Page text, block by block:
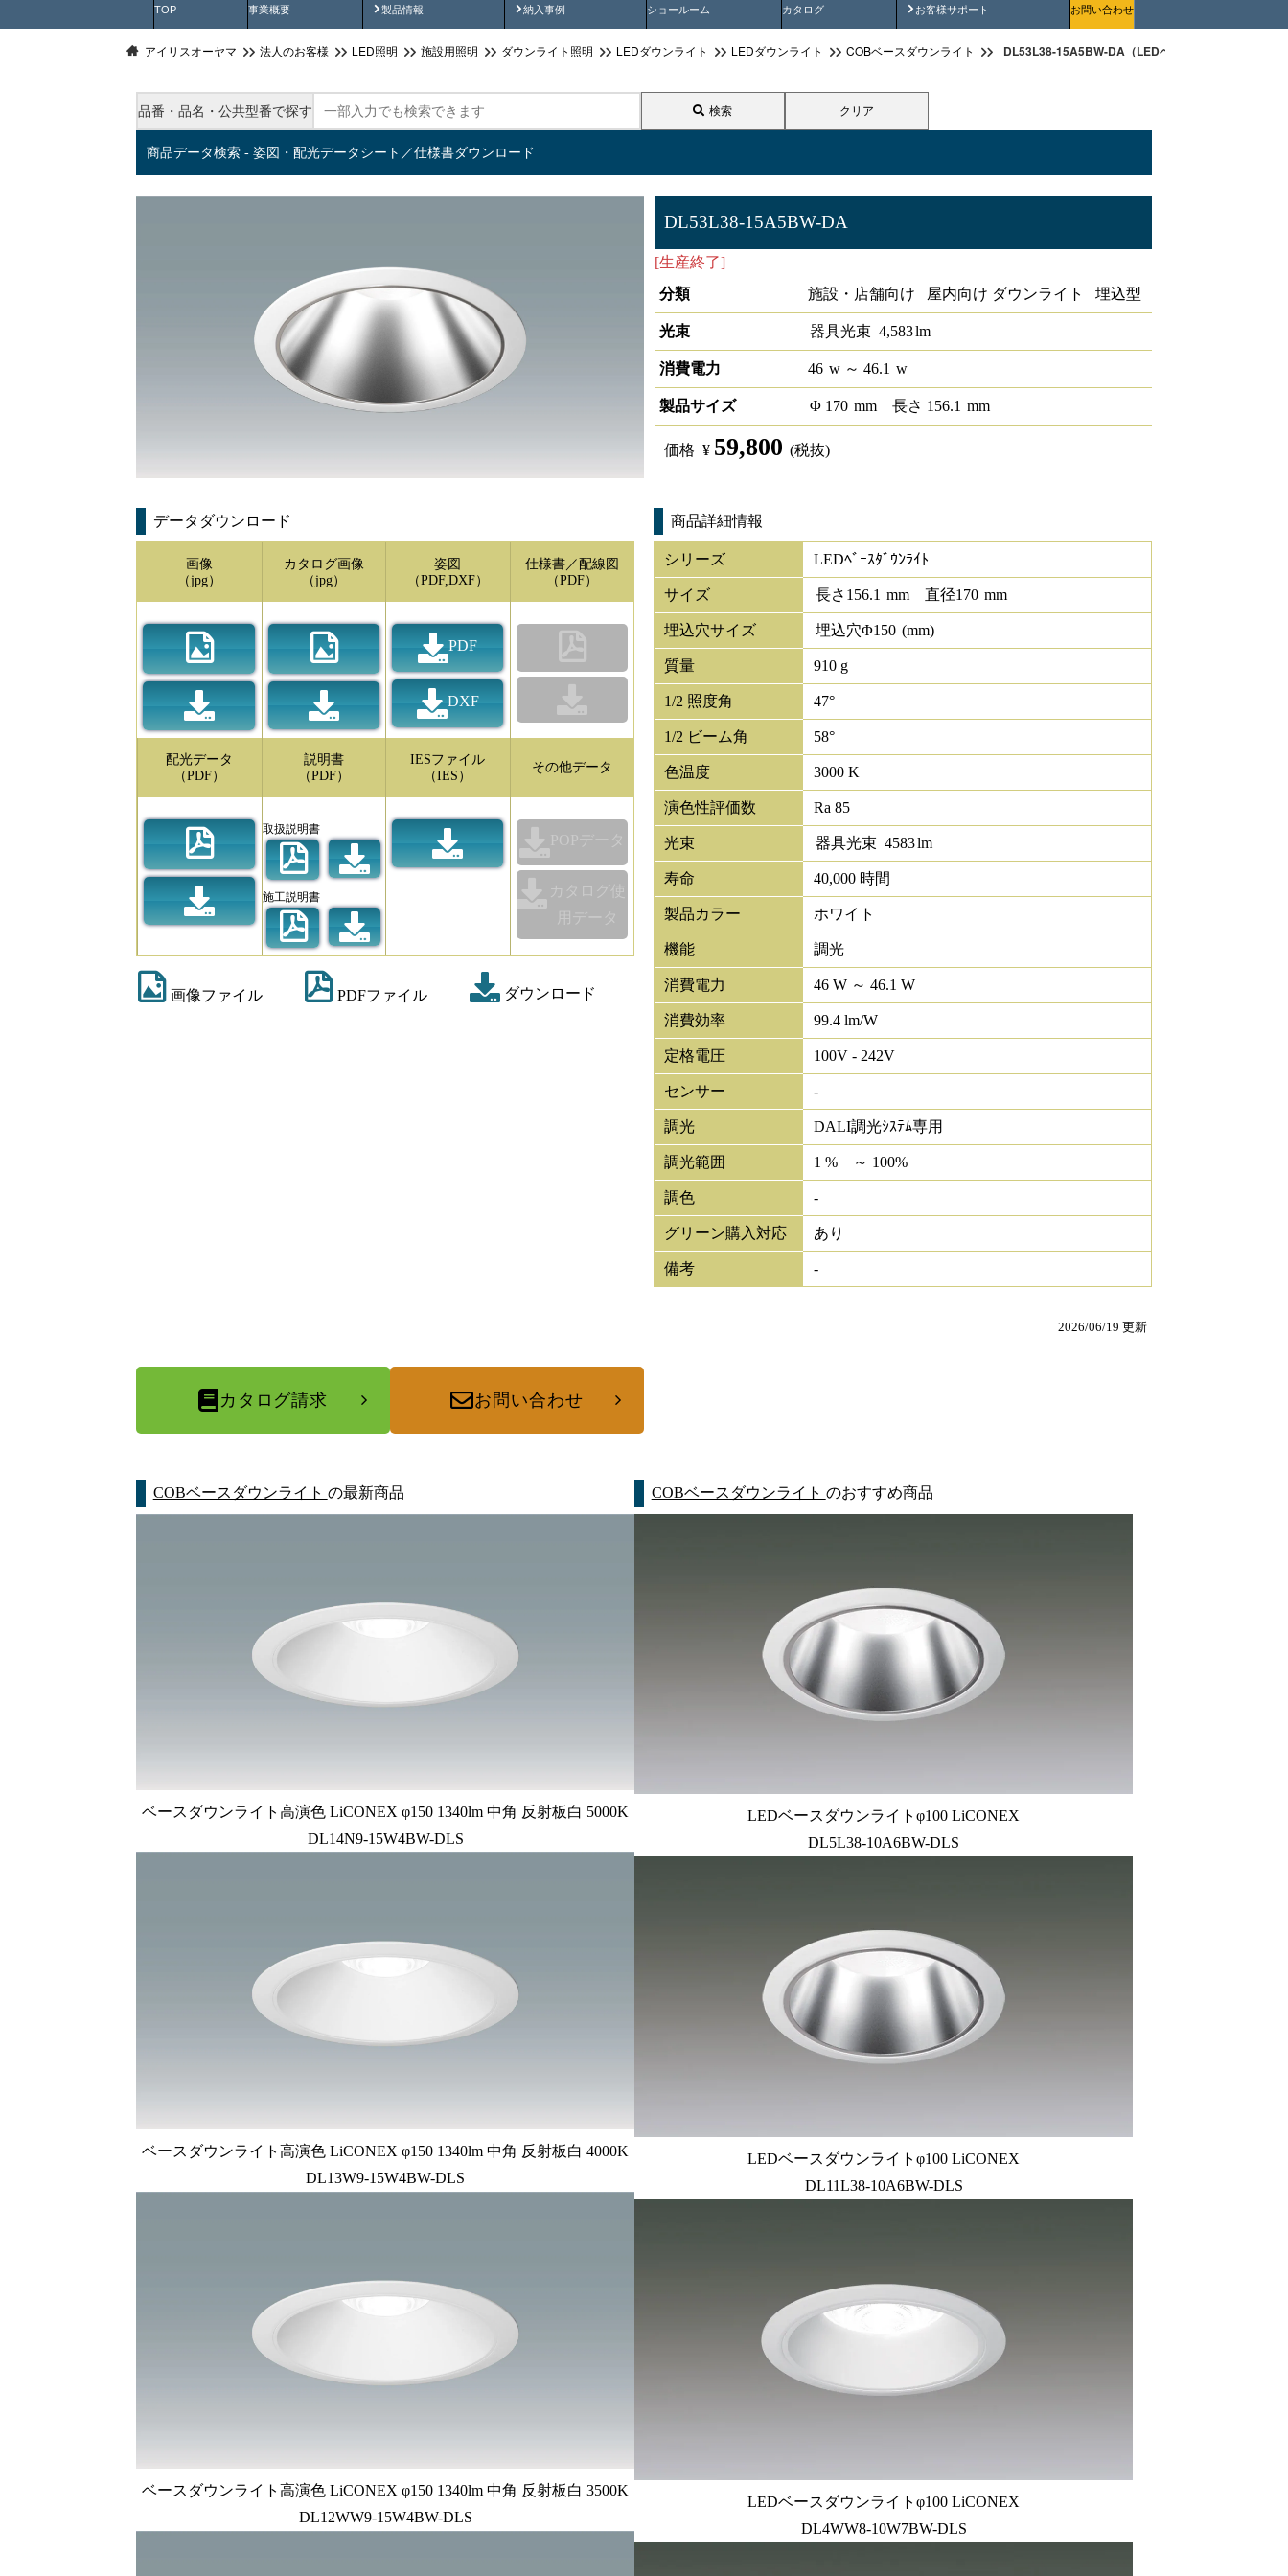
TOP 事業概要 製品情報
製品動画 納入事例
納入事例動画 ショールーム カタログ お客様サポート
安全にご使用いただくためにお問い合わせ
アイリスオーヤマ 法人のお客様 LED照明 施設用照明 ダウンライト照明 LEDダウンライト LEDダウンライト COBベースダウンライト DL53L38-15A5BW-DA（LEDベースダウンライト
品番・品名・公共型番で探す 検索 クリア
商品データ検索 - 姿図・配光データシート／仕様書ダウンロード
DL53L38-15A5BW-DA
[生産終了]
分類
施設・店舗向け 屋内向け ダウンライト 埋込型
光束 器具光束 4,583lm
消費電力 46 w ～ 46.1 w
製品サイズ Φ 170 mm 長さ 156.1 mm
価格 ¥ 59,800 (税抜)
データダウンロード
画像
（jpg）
カタログ画像
（jpg）
姿図
（PDF,DXF）
PDF
DXF
仕様書／配線図
（PDF）
配光データ
（PDF）
説明書
（PDF）
取扱説明書
施工説明書
IESファイル
（IES）
その他データ
POPデータ
カタログ使
用データ
画像ファイル PDFファイル ダウンロード
商品詳細情報
シリーズ LEDﾍﾞｰｽﾀﾞｳﾝﾗｲﾄ
サイズ 長さ 156.1 mm 直径170 mm
埋込穴サイズ 埋込穴Φ150 (mm)
質量 910 g
1/2 照度角 47°
1/2 ビーム角 58°
色温度 3000 K
演色性評価数 Ra 85
光束 器具光束 4583lm
寿命 40,000 時間
製品カラー ホワイト
機能 調光
消費電力 46 W ～ 46.1 W
消費効率 99.4 lm/W
定格電圧 100V - 242V
センサー -
調光 DALI調光ｼｽﾃﾑ専用
調光範囲 1 % ～ 100%
調色 -
グリーン購入対応 あり
備考 -
2026/06/19 更新
カタログ請求 お問い合わせ
COBベースダウンライト の最新商品
ベースダウンライト高演色 LiCONEX φ150 1340lm 中角 反射板白 5000K
DL14N9-15W4BW-DLS
ベースダウンライト高演色 LiCONEX φ150 1340lm 中角 反射板白 4000K
DL13W9-15W4BW-DLS
ベースダウンライト高演色 LiCONEX φ150 1340lm 中角 反射板白 3500K
DL12WW9-15W4BW-DLS
COBベースダウンライト のおすすめ商品
LEDベースダウンライトφ100 LiCONEX
DL5L38-10A6BW-DLS
LEDベースダウンライトφ100 LiCONEX
DL11L38-10A6BW-DLS
LEDベースダウンライトφ100 LiCONEX
DL4WW8-10W7BW-DLS